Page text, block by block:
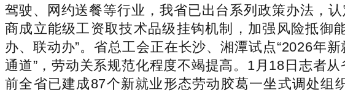
驾驶、网约送餐等行业，我省已出台系列政策办法，
商成立能级工资取技术品级挂钩机制，加强风险抵御
办、联动办”。省总工会正在长沙、湘潭试点“2026年
通道”，劳动关系规范化程度不竭提高。1月18日志者
前全省已建成87个新就业形态劳动胶葛一坐式调处